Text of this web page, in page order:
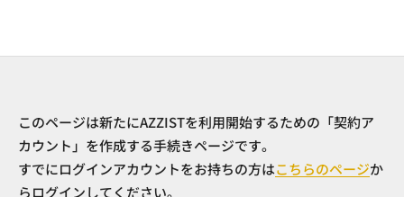
このページは新たにAZZISTを利用開始するための「契約ア
カウント」を作成する手続きページです。
すでにログインアカウントをお持ちの方はこちらのページか
らログインしてください。